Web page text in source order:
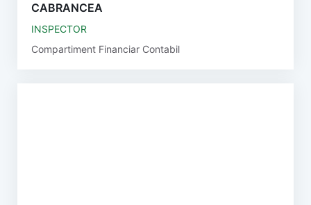
CABRANCEA
INSPECTOR
Compartiment Financiar Contabil